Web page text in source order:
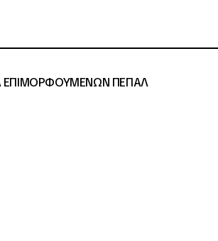
ΕΠΙΜΟΡΦΟΥΜΕΝΩΝ ΠΕΠΑΛ